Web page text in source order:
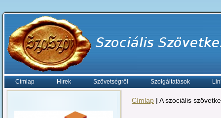
Címlap Hírek Szövetségről Szolgáltatások
Címlap | A szociális